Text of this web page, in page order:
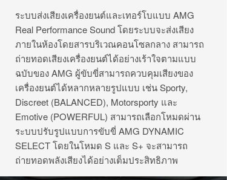
ระบบส่งเสียงเครื่องยนต์และเทอร์โบแบบ AMG
Real Performance Sound โดยระบบจะส่งเสียง
ภายในห้องโดยสารบริเวณคอนโซลกลาง สามารถ
ถ่ายทอดเสียงเครื่องยนต์ได้อย่างเร้าใจตามแบบ
ฉบับของ AMG ผู้ขับขี่สามารถควบคุมเสียงของ
เครื่องยนต์ได้หลากหลายรูปแบบ เช่น Sporty,
Discreet (BALANCED), Motorsporty และ
Emotive (POWERFUL) สามารถเลือกโหมดผ่าน
ระบบปรับรูปแบบการขับขี่ AMG DYNAMIC
SELECT โดยในโหมด S และ S+ จะสามารถ
ถ่ายทอดพลังเสียงได้อย่างเต็มประสิทธิภาพ